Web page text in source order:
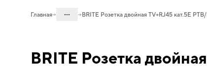
Главная ...
06. Изделия электроустановочные,
удлинители и силовые разъемы
BRITE Розетка двойная TV+RJ45 кат.5E
BRITE Розетка